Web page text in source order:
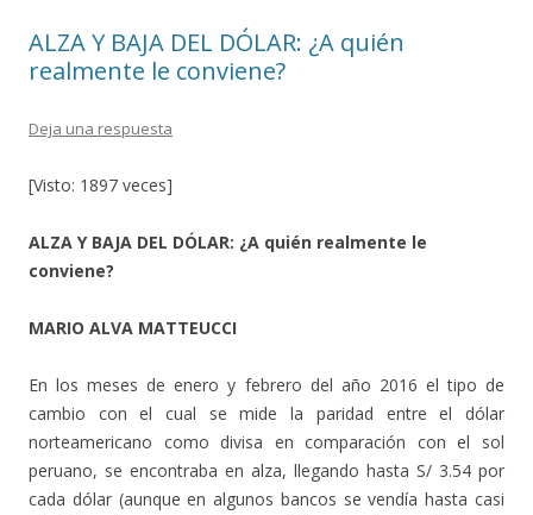
ALZA Y BAJA DEL DÓLAR: ¿A quién
realmente le conviene?
Deja una respuesta
[Visto: 1897 veces]
ALZA Y BAJA DEL DÓLAR: ¿A quién realmente le
conviene?
MARIO ALVA MATTEUCCI
En los meses de enero y febrero del año 2016 el tipo de
cambio con el cual se mide la paridad entre el dólar
norteamericano como divisa en comparación con el sol
peruano, se encontraba en alza, llegando hasta S/ 3.54 por
cada dólar (aunque en algunos bancos se vendía hasta casi